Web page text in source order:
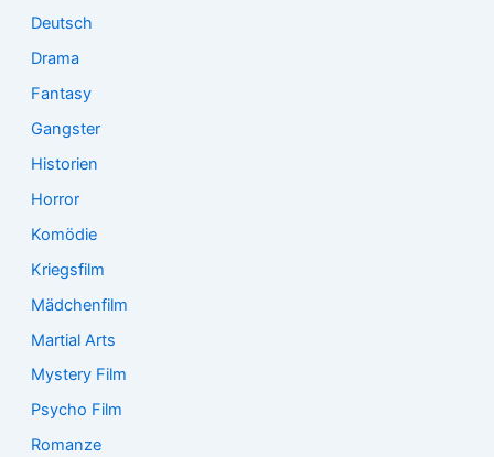
Deutsch
Drama
Fantasy
Gangster
Historien
Horror
Komödie
Kriegsfilm
Mädchenfilm
Martial Arts
Mystery Film
Psycho Film
Romanze